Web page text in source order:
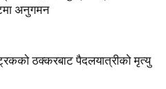
अनुगमन
ठक्करबाट पैदलयात्रीको मृत्यु